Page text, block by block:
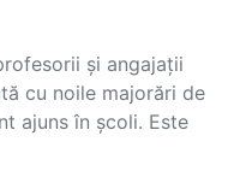
și angajații
cu noile majorări de
ajuns în școli. Este